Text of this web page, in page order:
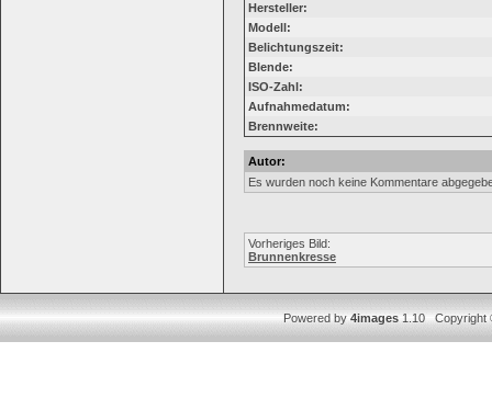
Hersteller:
Modell:
Belichtungszeit:
Blende:
ISO-Zahl:
Aufnahmedatum:
Brennweite:
Autor:
Es wurden noch keine Kommentare
Vorheriges Bild:
Brunnenkresse
Powered by4images1.10 Copyright